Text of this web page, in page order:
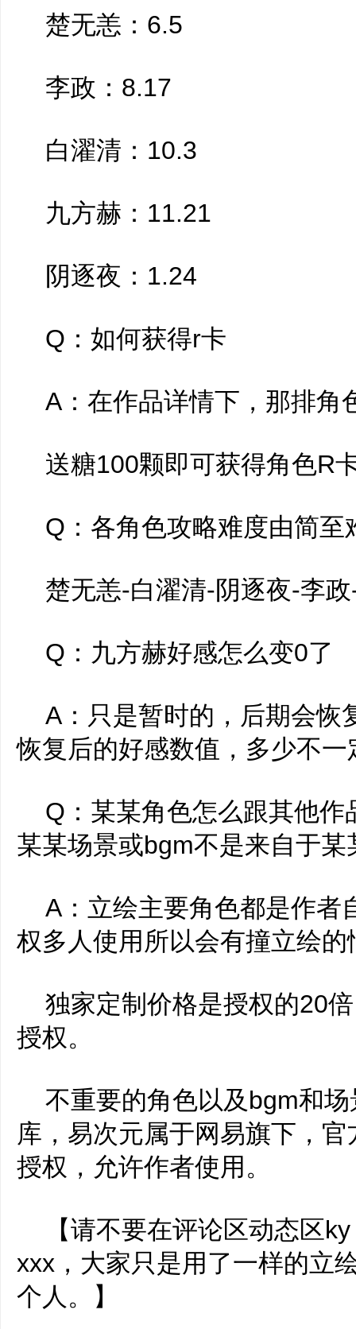
楚无恙：6.5
李政：8.17
白濯清：10.3
九方赫：11.21
阴逐夜：1.24
Q：如何获得r卡
A：在作品详情下，那排角
送糖100颗即可获得角色R
Q：各角色攻略难度由简至
楚无恙-白濯清-阴逐夜-李政
Q：九方赫好感怎么变0了
A：只是暂时的，后期会恢
恢复后的好感数值，多少不一
Q：某某角色怎么跟其他作
某某场景或bgm不是来自于某
A：立绘主要角色都是作者
权多人使用所以会有撞立绘的
独家定制价格是授权的20
授权。
不重要的角色以及bgm和场
库，易次元属于网易旗下，
授权，允许作者使用。
【请不要在评论区动态区ky
xxx，大家只是用了一样的立
个人。】